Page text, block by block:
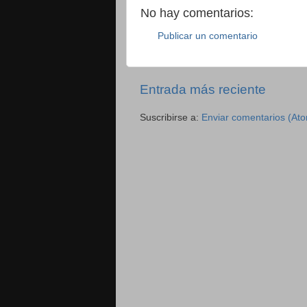
No hay comentarios:
Publicar un comentario
Entrada más reciente
Suscribirse a: Enviar comentarios